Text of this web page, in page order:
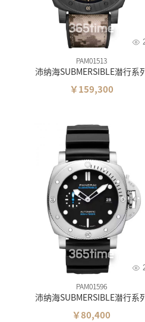
PAM01513
沛纳海SUBMERSIBLE潜行系
￥159,300
PAM01596
沛纳海SUBMERSIBLE潜行系
￥80,400